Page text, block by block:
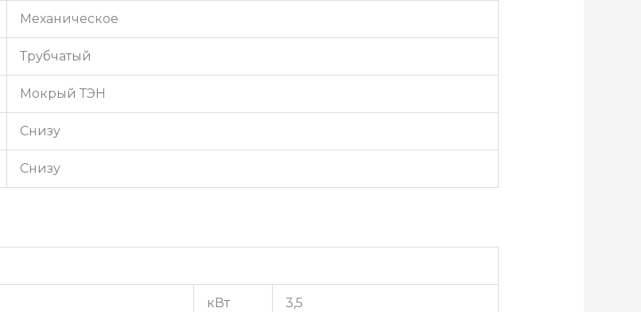
Механическое
Трубчатый
Мокрый ТЭН
Снизу
Снизу
кВт 3,5